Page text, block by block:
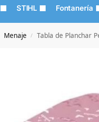
STIHL Fontanería
Menaje / Tabla de Planchar